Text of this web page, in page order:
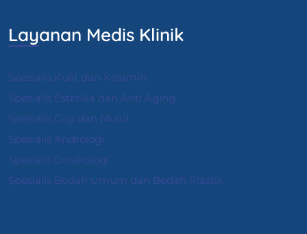
Layanan Medis Klinik
Spesialis Kulit dan Kelamin
Spesialis Estetika dan Anti Aging
Spesialis Gigi dan Mulut
Spesialis Andrologi
Spesialis Ginekologi
Spesialis Bedah Umum dan Bedah Plastik